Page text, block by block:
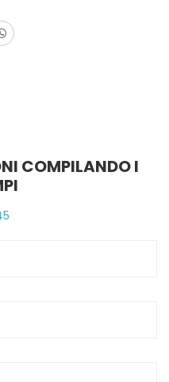
COMPILANDO I